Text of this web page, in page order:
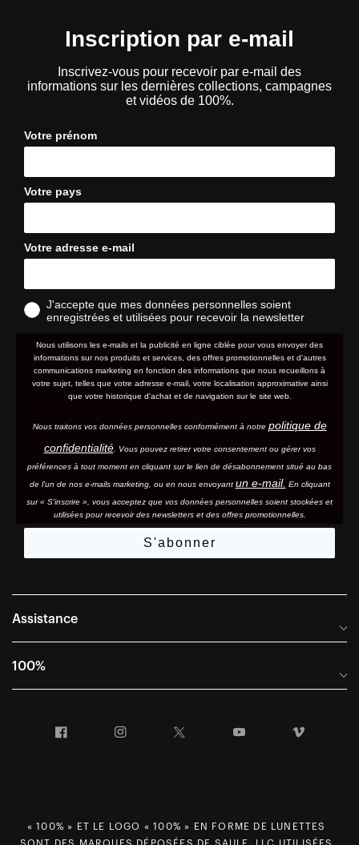
Inscription par e-mail
Inscrivez-vous pour recevoir par e-mail des
informations sur les dernières collections, campagnes
et vidéos de 100%.
Votre prénom
Votre pays
Votre adresse e-mail
J'accepte que mes données personnelles soient
enregistrées et utilisées pour recevoir la newsletter
Nous utilisons les e-mails et la publicité en ligne ciblée pour vous envoyer des
informations sur nos produits et services, des offres promotionnelles et d'autres
communications marketing en fonction des informations que nous recueillons à
votre sujet, telles que votre adresse e-mail, votre localisation approximative ainsi
que votre historique d'achat et de navigation sur le site web.
Nous traitons vos données personnelles conformément à notre politique de
confidentialité. Vous pouvez retirer votre consentement ou gérer vos
préférences à tout moment en cliquant sur le lien de désabonnement situé au bas
de l'un de nos e-mails marketing, ou en nous envoyant un e-mail. En cliquant
sur « S'inscrire », vous acceptez que vos données personnelles soient stockées et
utilisées pour recevoir des newsletters et des offres promotionnelles.
S'abonner
Assistance
Foire aux questions
Conditions générales de vente
100%
Informations sur l'entreprise
du RGPD
Facebook Instagram YouTube
« 100% » ET LE LOGO « 100% » EN FORME DE LUNETTES
SONT DES MARQUES DÉPOSÉES DE SAULE, LLC UTILISÉES